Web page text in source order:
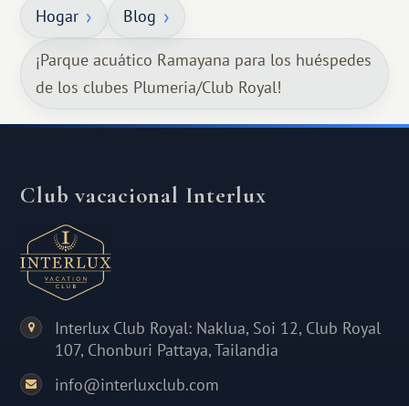
Hogar Blog
¡Parque acuático Ramayana para los huéspedes
de los clubes Plumeria/Club Royal!
Club vacacional Interlux
Interlux Club Royal: Naklua, Soi 12, Club Royal
107, Chonburi Pattaya, Tailandia
info@interluxclub.com